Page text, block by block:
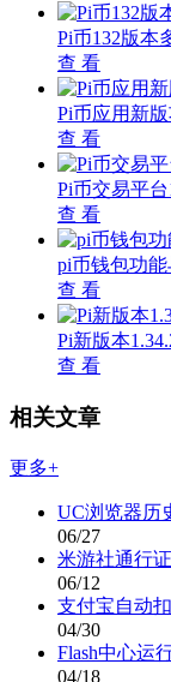
Pi币132版本
查 看
Pi币应用新
查 看
Pi币交易平
查 看
pi币钱包功能
查 看
Pi新版本
查 看
相关文章
更多+
UC浏览器历
06/27
米游社通行
06/12
支付宝自动
04/30
Flash中心运
04/18